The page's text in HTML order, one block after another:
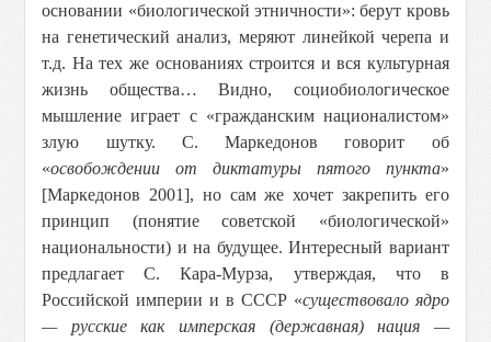
основании «биологической этничности»: берут кровь
на генетический анализ, меряют линейкой черепа и
т.д. На тех же основаниях строится и вся культурная
жизнь общества… Видно, социобиологическое
мышление играет с «гражданским националистом»
злую шутку. С. Маркедонов говорит об
«освобождении от диктатуры пятого пункта»
[Маркедонов 2001], но сам же хочет закрепить его
принцип (понятие советской «биологической»
национальности) и на будущее. Интересный вариант
предлагает С. Кара-Мурза, утверждая, что в
Российской империи и в СССР «существовало ядро
— русские как имперская (державная) нация —